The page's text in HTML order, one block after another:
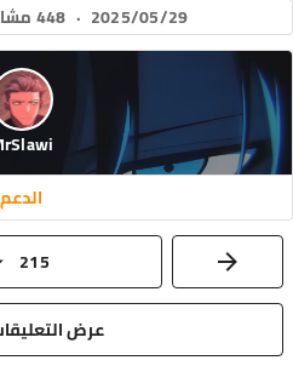
2025/05/29
· 448 مشاهدة
الدعم
215
عرض